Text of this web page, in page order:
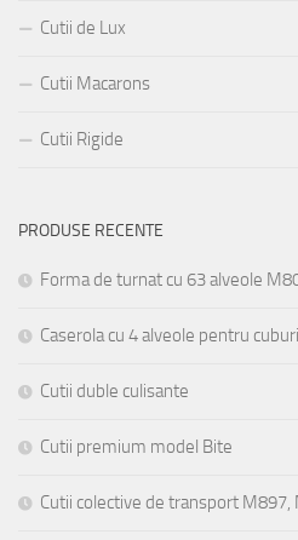
Cutii de Lux
Cutii Macarons
Cutii Rigide
PRODUSE RECENTE
Forma de turnat cu 63 alveole
Caserola cu 4 alveole pentru
Cutii duble culisante
Cutii premium model Bite
Cutii colective de transport